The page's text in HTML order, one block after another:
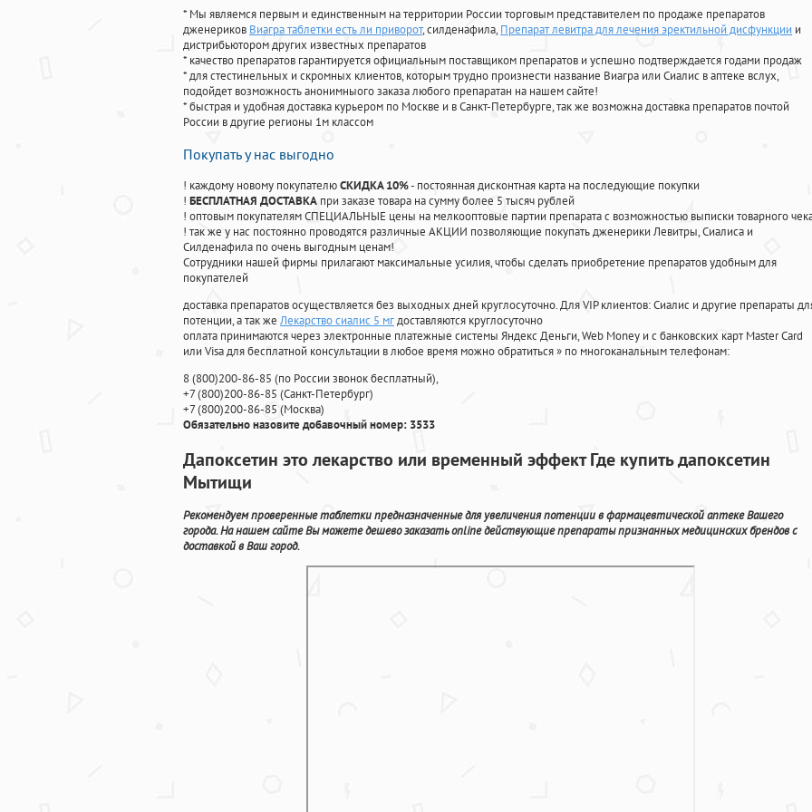
* Мы являемся первым и единственным на территории России торговым представителем по продаже препаратов
дженериков Виагра таблетки есть ли приворот, силденафила, Препарат левитра для лечения эректильной дисфункции и
дистрибьютором других известных препаратов
* качество препаратов гарантируется официальным поставщиком препаратов и успешно подтверждается годами продаж
* для стестинельных и скромных клиентов, которым трудно произнести название Виагра или Сиалис в аптеке вслух,
подойдет возможность анонимныого заказа любого препаратан на нашем сайте!
* быстрая и удобная доставка курьером по Москве и в Санкт-Петербурге, так же возможна доставка препаратов почтой
России в другие регионы 1м классом
Покупать у нас выгодно
! каждому новому покупателюСКИДКА 10%- постоянная дисконтная карта на последующие покупки
! БЕСПЛАТНАЯ ДОСТАВКА при заказе товара на сумму более 5 тысяч рублей
! оптовым покупателям СПЕЦИАЛЬНЫЕ цены на мелкооптовые партии препарата с возможностью выписки товарного
! так же у нас постоянно проводятся различные АКЦИИ позволяющие покупать дженерики Левитры, Сиалиса и
Силденафила по очень выгодным ценам!
Cотрудники нашей фирмы прилагают максимальные усилия, чтобы сделать приобретение препаратов удобным для
покупателей
доставка препаратов осуществляется без выходных дней круглосуточно. Для VIP клиентов: Сиалис и другие препараты
потенции, а так же Лекарство сиалис 5 мгдоставляются круглосуточно
оплата принимаются через электронные платежные системы Яндекс Деньги, Web Money и с банковских карт Master Card
или Visa для бесплатной консультации в любое время можно обратиться» по многоканальным телефонам:
8(800)200-86-85 (по России звонок бесплатный),
+7(800)200-86-85 (Санкт-Петербург)
+7(800)200-86-85 (Москва)
Обязательно назовите добавочный номер: 3533
Дапоксетин это лекарство или временный эффект Где купить дапоксетин
Мытищи
Рекомендуем проверенные таблетки предназначенные для увеличения потенции в фармацевтической аптеке Вашего
города. На нашем сайте Вы можете дешево заказать online действующие препараты признанных медицинских брендов с
доставкой в Ваш город.